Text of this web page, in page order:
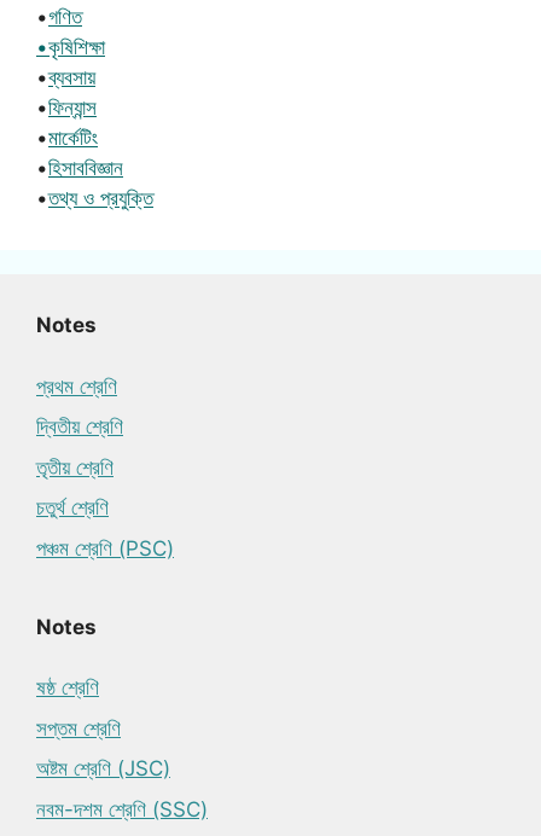
•গণিত
•কৃষিশিক্ষা
•ব্যবসায়
•ফিন্যান্স
•মার্কেটিং
•হিসাববিজ্ঞান
•তথ্য ও প্রযুক্তি
Notes
প্রথম শ্রেণি
দ্বিতীয় শ্রেণি
তৃতীয় শ্রেণি
চতুর্থ শ্রেণি
পঞ্চম শ্রেণি (PSC)
Notes
ষষ্ঠ শ্রেণি
সপ্তম শ্রেণি
অষ্টম শ্রেণি (JSC)
নবম-দশম শ্রেণি (SSC)